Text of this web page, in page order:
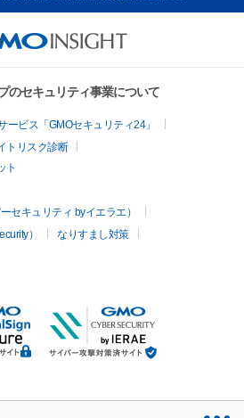
のセキュリティ事業について
ビス「GMOセキュリティ24」
トリスク診断
ト
セキュリティ byイエラエ）
）
なりすまし対策